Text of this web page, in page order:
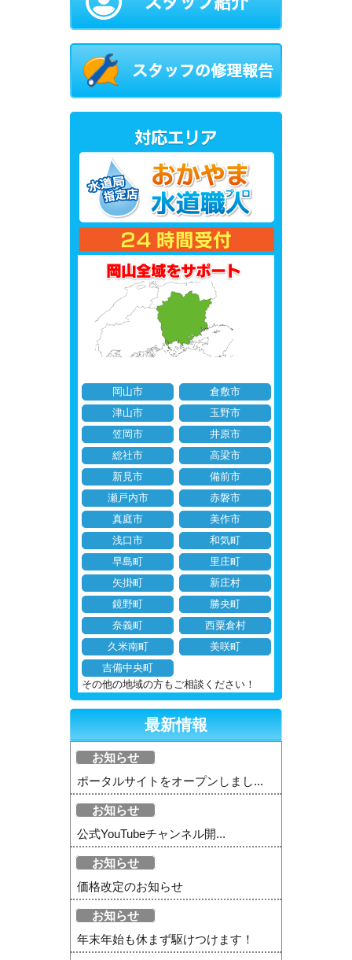
岡山市
倉敷市
津山市
玉野市
笠岡市
井原市
総社市
高梁市
新見市
備前市
瀬戸内市
赤磐市
真庭市
美作市
浅口市
和気町
早島町
里庄町
矢掛町
新庄村
鏡野町
勝央町
奈義町
西粟倉村
久米南町
美咲町
吉備中央町
その他の地域の方もご相談ください！
最新情報
お知らせ
ポータルサイトをオープンしまし...
お知らせ
公式YouTubeチャンネル開...
お知らせ
価格改定のお知らせ
お知らせ
年末年始も休まず駆けつけます！